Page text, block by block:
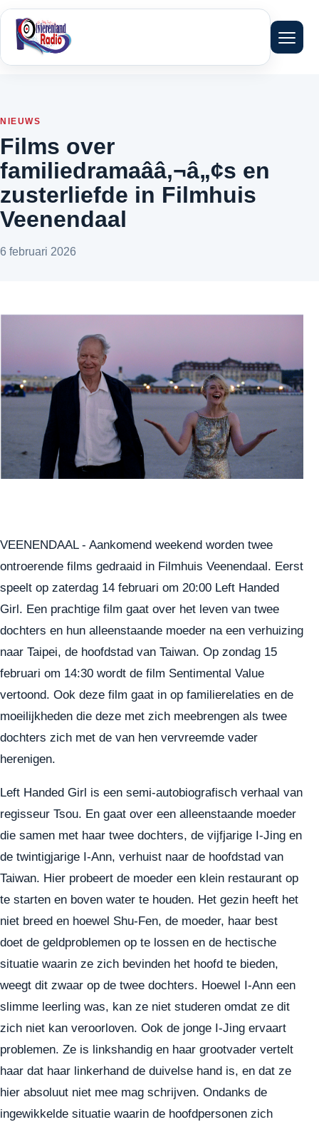
Menu
NIEUWS
Films over
familiedramaââ‚¬â„¢s en
zusterliefde in Filmhuis
Veenendaal
6 februari 2026
VEENENDAAL - Aankomend weekend worden twee
ontroerende films gedraaid in Filmhuis Veenendaal. Eerst
speelt op zaterdag 14 februari om 20:00 Left Handed
Girl. Een prachtige film gaat over het leven van twee
dochters en hun alleenstaande moeder na een verhuizing
naar Taipei, de hoofdstad van Taiwan. Op zondag 15
februari om 14:30 wordt de film Sentimental Value
vertoond. Ook deze film gaat in op familierelaties en de
moeilijkheden die deze met zich meebrengen als twee
dochters zich met de van hen vervreemde vader
herenigen.
Left Handed Girl is een semi-autobiografisch verhaal van
regisseur Tsou. En gaat over een alleenstaande moeder
die samen met haar twee dochters, de vijfjarige I-Jing en
de twintigjarige I-Ann, verhuist naar de hoofdstad van
Taiwan. Hier probeert de moeder een klein restaurant op
te starten en boven water te houden. Het gezin heeft het
niet breed en hoewel Shu-Fen, de moeder, haar best
doet de geldproblemen op te lossen en de hectische
situatie waarin ze zich bevinden het hoofd te bieden,
weegt dit zwaar op de twee dochters. Hoewel I-Ann een
slimme leerling was, kan ze niet studeren omdat ze dit
zich niet kan veroorloven. Ook de jonge I-Jing ervaart
problemen. Ze is linkshandig en haar grootvader vertelt
haar dat haar linkerhand de duivelse hand is, en dat ze
hier absoluut niet mee mag schrijven. Ondanks de
ingewikkelde situatie waarin de hoofdpersonen zich